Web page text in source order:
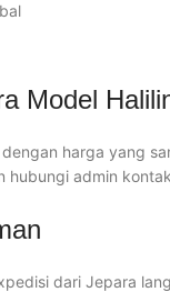
Model
dengan harga yang
hubungi admin
dari Jepara